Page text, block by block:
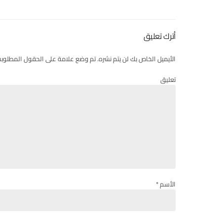
أترك تعليق
الأيميل الخاص بك لن يتم نشره. تم وضع علامة على الحقول
تعليق
الأسم *